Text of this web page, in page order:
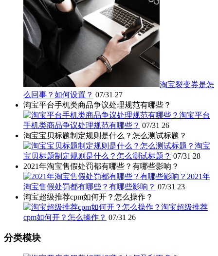
淘宝裂变券是怎
么回事？如何设置？ 07/31 27
淘宝平台手机类商品争议处理规范有哪些？
淘宝平台
手机类商品争议处理规范有哪些？ 07/31 26
淘宝宝贝标题制定规则是什么？怎么测试标题？
淘宝
宝贝标题制定规则是什么？怎么测试标题？ 07/31 28
2021年淘宝售假处罚都有哪些？有哪些影响？
2021年
淘宝售假处罚都有哪些？有哪些影响？ 07/31 23
淘宝超级推荐cpm如何开？怎么操作？
淘宝超级推荐
cpm如何开？怎么操作？ 07/31 26
分类模块